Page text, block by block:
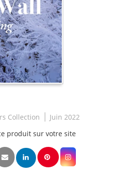
Collection
Juin 2022
produit sur votre site